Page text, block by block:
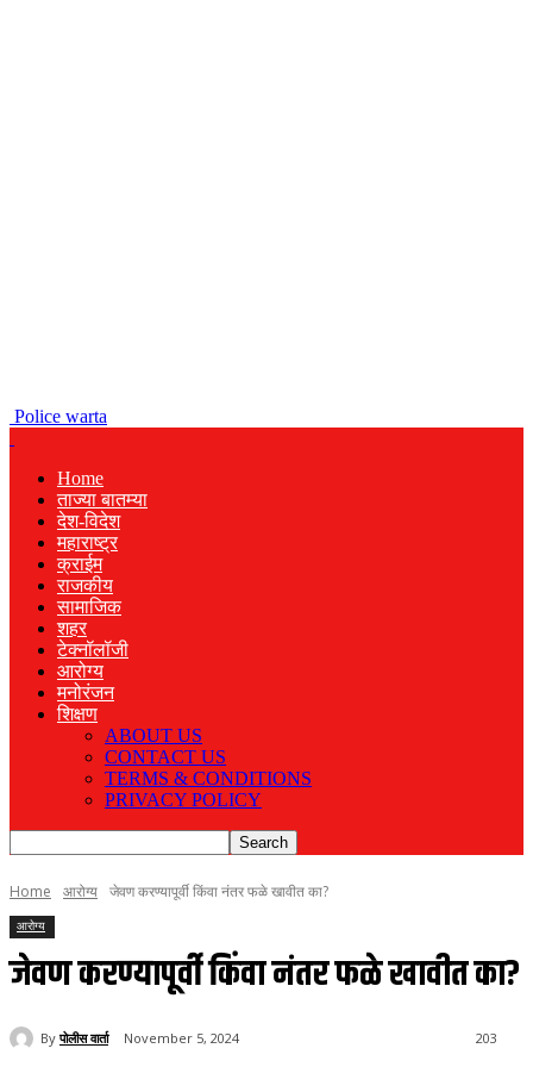
Police warta
Home
ताज्या बातम्या
देश-विदेश
महाराष्ट्र
क्राईम
राजकीय
सामाजिक
शहर
टेक्नॉलॉजी
आरोग्य
मनोरंजन
शिक्षण
ABOUT US
CONTACT US
TERMS & CONDITIONS
PRIVACY POLICY
Home आरोग्य जेवण करण्यापूर्वी किंवा नंतर फळे खावीत का?
आरोग्य
जेवण करण्यापूर्वी किंवा नंतर फळे खावीत का?
By पोलीस वार्ता November 5, 2024 203